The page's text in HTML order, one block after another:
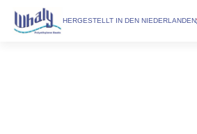
HERGESTELLT IN DEN NIEDERLANDEN
WÄHLEN SPRACHE